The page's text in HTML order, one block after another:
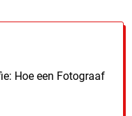
Hoe een Fotograaf